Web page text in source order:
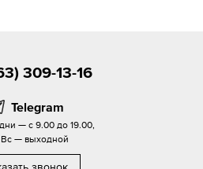
309-13-16
Telegram
— с 9.00 до 19.00,
— выходной